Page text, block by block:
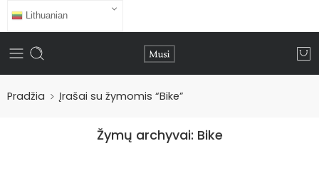
Lithuanian
Pradžia Įrašai su žymomis “Bike”
Žymų archyvai: Bike